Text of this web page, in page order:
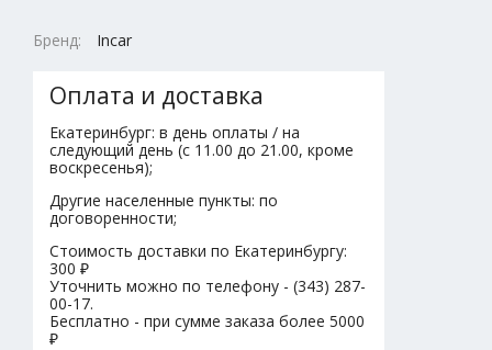
Бренд: Incar
Оплата и доставка
Екатеринбург: в день оплаты / на
следующий день (с 11.00 до 21.00, кроме
воскресенья);
Другие населенные пункты: по
договоренности;
Стоимость доставки по Екатеринбургу:
300 ₽
Уточнить можно по телефону - (343) 287-
00-17.
Бесплатно - при сумме заказа более 5000
₽